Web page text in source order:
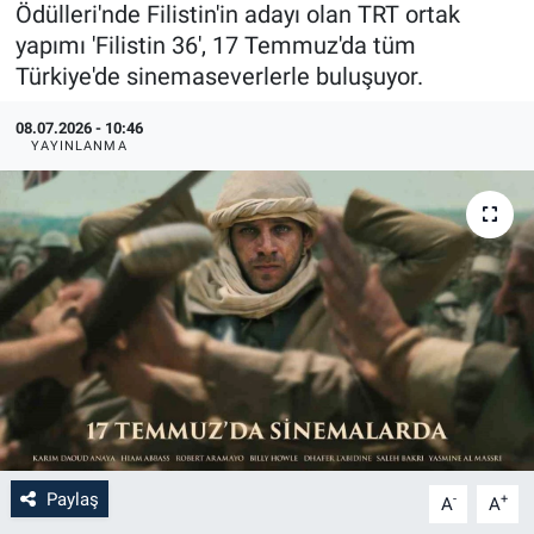
Ödülleri'nde Filistin'in adayı olan TRT ortak
yapımı 'Filistin 36', 17 Temmuz'da tüm
Türkiye'de sinemaseverlerle buluşuyor.
08.07.2026 - 10:46
YAYINLANMA
Paylaş A- A+